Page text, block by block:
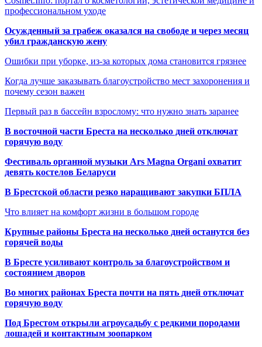
профессиональном уходе
Осужденный за грабеж оказался на свободе и через месяц
убил гражданскую жену
Ошибки при уборке, из-за которых дома становится грязнее
Когда лучше заказывать благоустройство мест захоронения и
почему сезон важен
Первый раз в бассейн взрослому: что нужно знать заранее
В восточной части Бреста на несколько дней отключат
горячую воду
Фестиваль органной музыки Ars Magna Organi охватит
девять костелов Беларуси
В Брестской области резко наращивают закупки БПЛА
Что влияет на комфорт жизни в большом городе
Крупные районы Бреста на несколько дней останутся без
горячей воды
В Бресте усиливают контроль за благоустройством и
состоянием дворов
Во многих районах Бреста почти на пять дней отключат
горячую воду
Под Брестом открыли агроусадьбу с редкими породами
лошадей и контактным зоопарком